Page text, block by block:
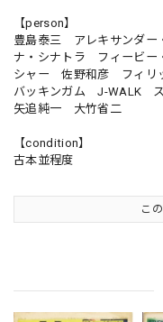
【person】
豊島泰三 アレキサンダ
ナ・シナトラ フィービ
シャー 佐野和彦 フィリ
バッキンガム J-WALK
矢追純一 大竹省二
【condition】
古本並程度
こ